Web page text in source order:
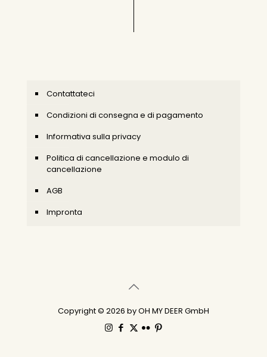
Contattateci
Condizioni di consegna e di pagamento
Informativa sulla privacy
Politica di cancellazione e modulo di
cancellazione
AGB
Impronta
Copyright © 2026 by OH MY DEER GmbH